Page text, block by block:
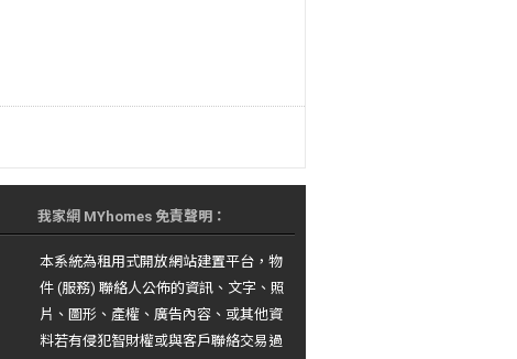
我家網 MYhomes 免責聲明：
本系統為租用式開放網站建置平台，物
件 (服務) 聯絡人公佈的資訊、文字、照
片、圖形、產權、廣告內容、或其他資
料若有侵犯智財權或與客戶聯絡交易過